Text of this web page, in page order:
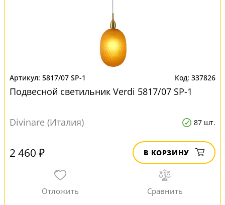
5817/07 SP-1 337826
Подвесной светильник Verdi 5817/07 SP-1
Divinare (Италия) 87 шт.
2 460 ₽ В КОРЗИНУ